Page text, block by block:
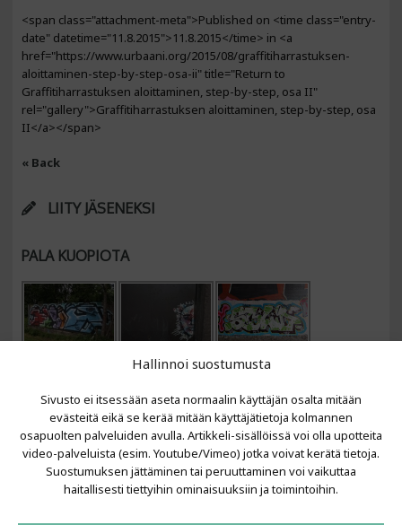
Hallinnoi suostumusta
Sivusto ei itsessään aseta normaalin käyttäjän osalta mitään
evästeitä eikä se kerää mitään käyttäjätietoja kolmannen
osapuolten palveluiden avulla. Artikkeli-sisällöissä voi olla upotteita
video-palveluista (esim. Youtube/Vimeo) jotka voivat kerätä tietoja.
Suostumuksen jättäminen tai peruuttaminen voi vaikuttaa
haitallisesti tiettyihin ominaisuuksiin ja toimintoihin.
<span class="attachment-meta">Published on <time class="entry-
date" datetime="11.8.2015">11.8.2015</time> in <a
href="https://www.urbaani.org/2015/08/graffitiharrastuksen-
aloittaminen-step-by-step-osa-ii" title="Return to
Graffitiharrastuksen aloittaminen, step-by-step, osa II"
rel="gallery">Graffitiharrastuksen aloittaminen, step-by-step, osa
II</a></span>
« Back
LIITY JÄSENEKSI
PALA KUOPIOTA
VIIMEISIMMÄT ARTIKKELIT
LAINIT 2025: Tarhapäivä